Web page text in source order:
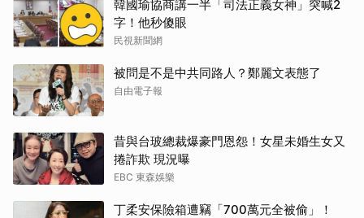
韓國瑜協商講一半「司法正義女神」突喊2
字！他秒傻眼
民視新聞網
被問是不是中共同路人？鄭麗文表態了
自由電子報
昔與台玻總裁爆豪門恩怨！女星未婚生女又
捲詐欺 現況曝
EBC 東森娛樂
丁柔安保險箱遭竊「700萬元全被偷」！